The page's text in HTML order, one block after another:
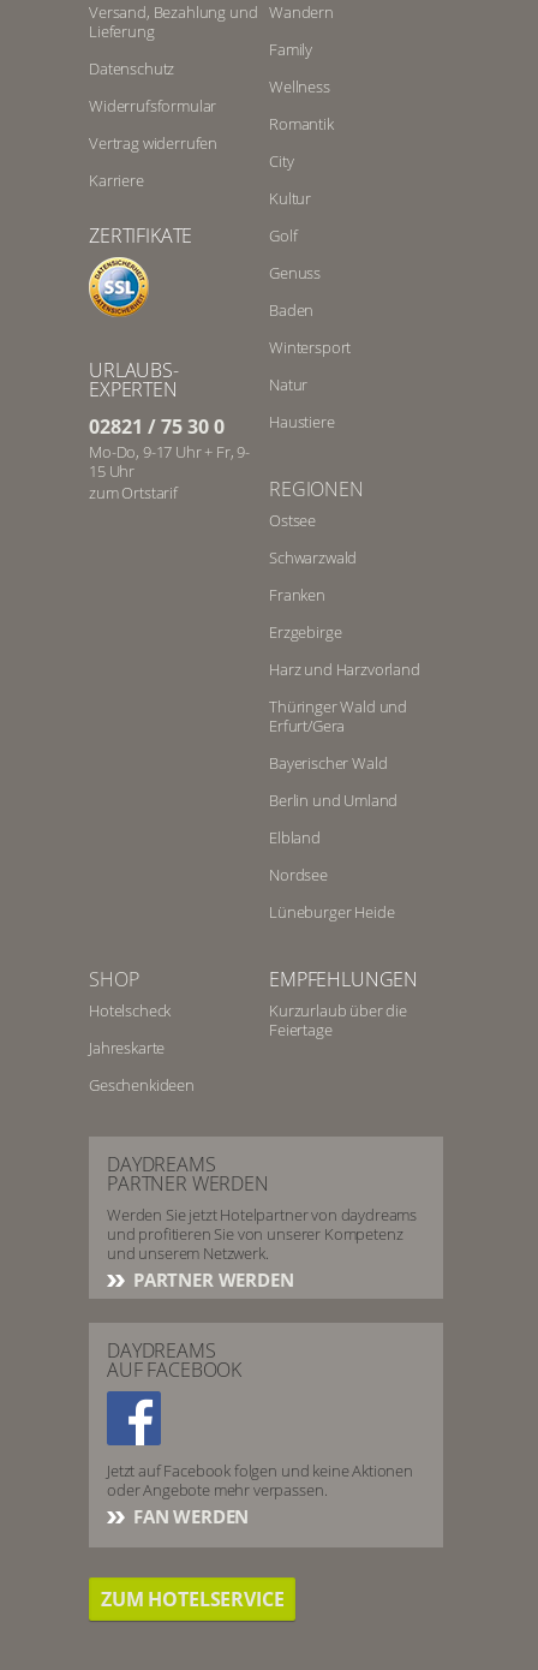
Versand, Bezahlung und
Lieferung
Datenschutz
Widerrufsformular
Vertrag widerrufen
Karriere
ZERTIFIKATE
URLAUBS-
EXPERTEN
02821 / 75 30 0
Mo-Do, 9-17 Uhr + Fr, 9-
15 Uhr
zum Ortstarif
Wandern
Family
Wellness
Romantik
City
Kultur
Golf
Genuss
Baden
Wintersport
Natur
Haustiere
REGIONEN
Ostsee
Schwarzwald
Franken
Erzgebirge
Harz und Harzvorland
Thüringer Wald und
Erfurt/Gera
Bayerischer Wald
Berlin und Umland
Elbland
Nordsee
Lüneburger Heide
SHOP
Hotelscheck
Jahreskarte
Geschenkideen
EMPFEHLUNGEN
Kurzurlaub über die
Feiertage
DAYDREAMS
PARTNER WERDEN
Werden Sie jetzt Hotelpartner von daydreams
und profitieren Sie von unserer Kompetenz
und unserem Netzwerk.
PARTNER WERDEN
DAYDREAMS
AUF FACEBOOK
Jetzt auf Facebook folgen und keine Aktionen
oder Angebote mehr verpassen.
FAN WERDEN
ZUM HOTELSERVICE